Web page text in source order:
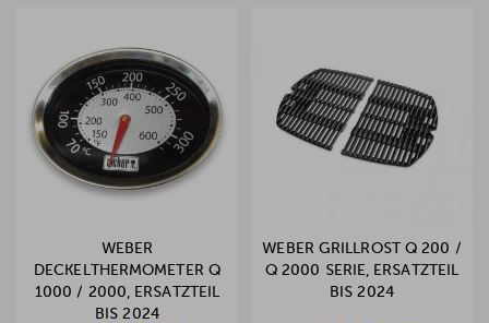
WEBER
DECKELTHERMOMETER Q
1000 / 2000, ERSATZTEIL
BIS 2024
WEBER GRILLROST Q 200 /
Q 2000 SERIE, ERSATZTEIL
BIS 2024